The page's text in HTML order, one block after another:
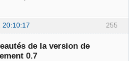
255
20:10:17
de la version de
0.7